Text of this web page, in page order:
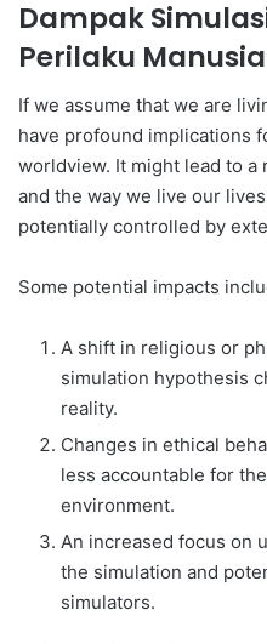
Dampak
Perilaku Manusia
If we assume that we are
have profound implications
worldview. It might lead to
and the way we live our
potentially controlled by
Some potential impacts
A shift in religious or
simulation hypothesis
reality.
Changes in ethical
less accountable for
environment.
An increased focus on
the simulation and
simulators.